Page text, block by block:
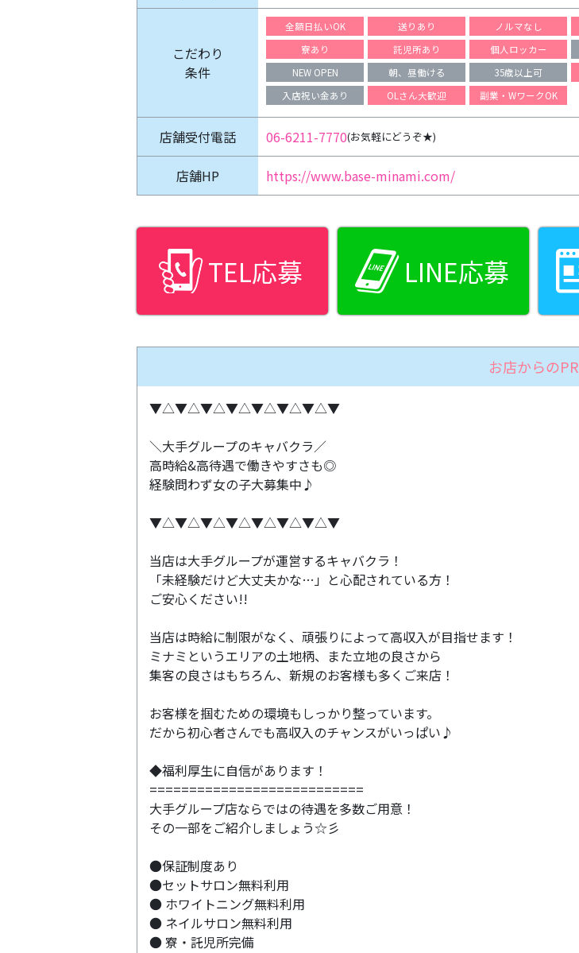
こだわり
条件
全額日払いOK 送りあり ノルマなし
寮あり
託児所あり 個人ロッカー
NEW OPEN
朝、昼働ける 35歳以上可
入店祝い金あり
OLさん大歓迎 副業・WワークOK
店舗受付電話 06-6211-7770(お気軽にどうぞ★)
店舗HP https://www.base-minami.com/
TEL応募 LINE応募
お店からのPR
▼△▼△▼△▼△▼△▼△▼△▼
＼大手グループのキャバクラ／
高時給&高待遇で働きやすさも◎
経験問わず女の子大募集中♪
▼△▼△▼△▼△▼△▼△▼△▼
当店は大手グループが運営するキャバクラ！
「未経験だけど大丈夫かな…」と心配されている方！
ご安心ください!!
当店は時給に制限がなく、頑張りによって高収入が目指せます！
ミナミというエリアの土地柄、また立地の良さから
集客の良さはもちろん、新規のお客様も多くご来店！
お客様を掴むための環境もしっかり整っています。
だから初心者さんでも高収入のチャンスがいっぱい♪
◆福利厚生に自信があります！
===========================
大手グループ店ならではの待遇を多数ご用意！
その一部をご紹介しましょう☆彡
●保証制度あり
●セットサロン無料利用
● ホワイトニング無料利用
● ネイルサロン無料利用
● 寮・託児所完備